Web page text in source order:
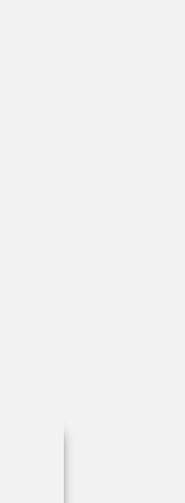
P10 70x50 mm